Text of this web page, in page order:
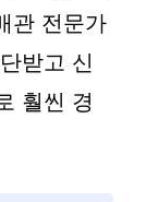
관 전문가
받고 신
훨씬 경